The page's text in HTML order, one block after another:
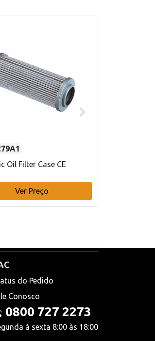
Oil Filter Case CE
Ver Preço
do Pedido
Conosco
0800 727 2273
à sexta 8:00 às 18:00